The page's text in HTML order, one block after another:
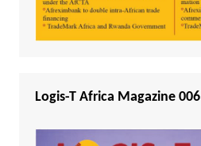
Logis-T Africa Magazine 006